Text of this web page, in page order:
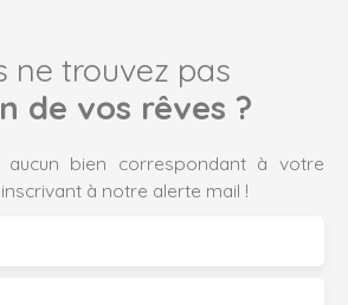
ne trouvez pas
de vos rêves ?
aucun bien correspondant à votre
à notre alerte mail !